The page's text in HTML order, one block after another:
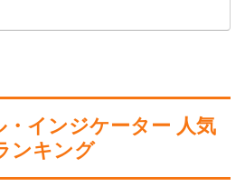
・インジケーター 人気
ンキング